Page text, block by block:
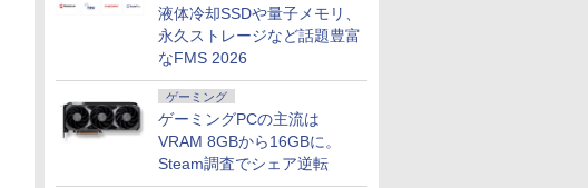
液体冷却SSDや量子メモリ、
永久ストレージなど話題豊富
なFMS 2026
ゲーミング
ゲーミングPCの主流は
VRAM 8GBから16GBに。
Steam調査でシェア逆転